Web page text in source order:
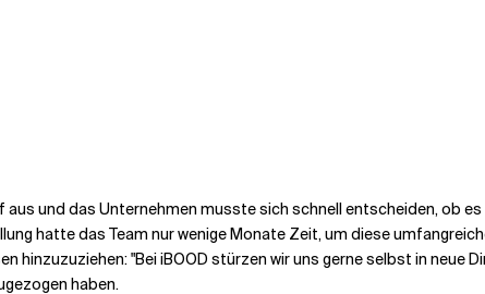
aus und das Unternehmen musste sich schnell entscheiden, ob
hatte das Team nur wenige Monate Zeit, um diese
hinzuzuziehen: "Bei iBOOD stürzen wir uns gerne selbst in neue
haben.